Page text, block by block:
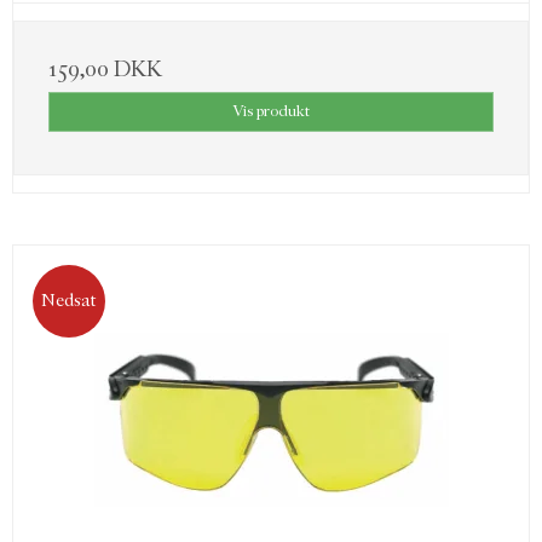
Orange og grønne kapsler medfølger.
Vægt kun 318 gram.
Høreværnet bliver leveret grønt.
159,00 DKK
Vis produkt
Nedsat